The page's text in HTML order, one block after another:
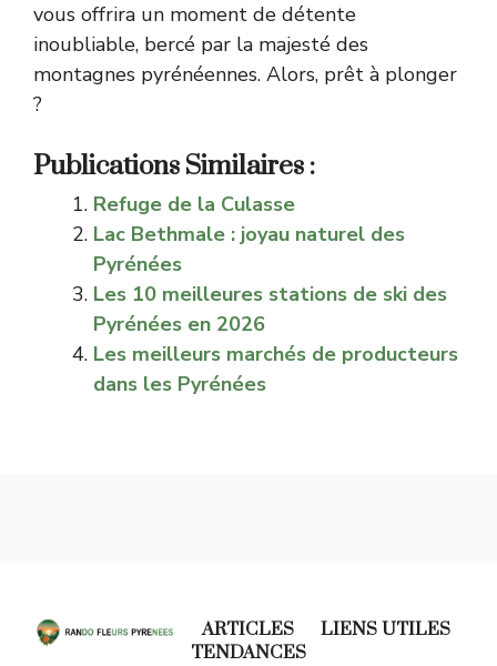
vous offrira un moment de détente
inoubliable, bercé par la majesté des
montagnes pyrénéennes. Alors, prêt à plonger
?
Publications Similaires :
Refuge de la Culasse
Lac Bethmale : joyau naturel des
Pyrénées
Les 10 meilleures stations de ski des
Pyrénées en 2026
Les meilleurs marchés de producteurs
dans les Pyrénées
ARTICLES
TENDANCES
LIENS UTILES